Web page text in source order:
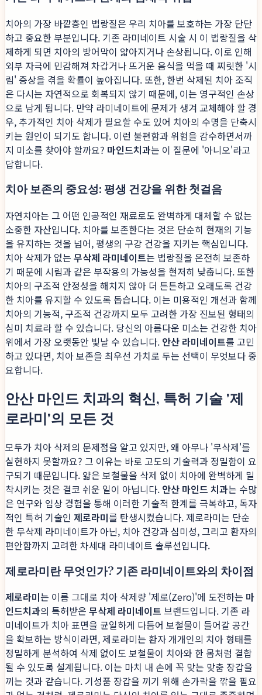
치아의 가장 바깥층인 법랑질은 우리 치아를 보호하는 가장 단단
하고 중요한 부분입니다. 기존 라미네이트 시술 시 이 법랑질을 삭
제하게 되면 치아의 방어막이 얇아지거나 손상됩니다. 이로 인해
외부 자극에 민감해져 차갑거나 뜨거운 음식을 먹을 때 찌릿한 '시
림' 증상을 겪을 확률이 높아집니다. 또한, 한번 삭제된 치아 조직
은 다시는 자연적으로 회복되지 않기 때문에, 이는 영구적인 손상
으로 남게 됩니다. 만약 라미네이트에 문제가 생겨 교체해야 할 경
우, 추가적인 치아 삭제가 필요할 수도 있어 치아의 수명을 단축시
키는 원인이 되기도 합니다. 이런 불편함과 위험을 감수하면서까
지 미소를 찾아야 할까요? 마인드치과는 이 질문에 '아니오'라고
답합니다.
치아 보존의 중요성: 평생 건강을 위한 첫걸음
자연치아는 그 어떤 인공적인 재료로도 완벽하게 대체할 수 없는
소중한 자산입니다. 치아를 보존한다는 것은 단순히 현재의 기능
을 유지하는 것을 넘어, 평생의 구강 건강을 지키는 핵심입니다.
치아 삭제가 없는 무삭제 라미네이트는 법랑질을 온전히 보존하
기 때문에 시림과 같은 부작용의 가능성을 현저히 낮춥니다. 또한
치아의 구조적 안정성을 해치지 않아 더 튼튼하고 오래도록 건강
한 치아를 유지할 수 있도록 돕습니다. 이는 미용적인 개선과 함께
치아의 기능적, 구조적 건강까지 모두 고려한 가장 진보된 형태의
심미 치료라 할 수 있습니다. 당신의 아름다운 미소는 건강한 치아
위에서 가장 오랫동안 빛날 수 있습니다. 안산 라미네이트를 고민
하고 있다면, 치아 보존을 최우선 가치로 두는 선택이 무엇보다 중
요합니다.
안산 마인드 치과의 혁신, 특허 기술 '제
로라미'의 모든 것
모두가 치아 삭제의 문제점을 알고 있지만, 왜 아무나 '무삭제'를
실현하지 못할까요? 그 이유는 바로 고도의 기술력과 정밀함이 요
구되기 때문입니다. 얇은 보철물을 삭제 없이 치아에 완벽하게 밀
착시키는 것은 결코 쉬운 일이 아닙니다. 안산 마인드 치과는 수많
은 연구와 임상 경험을 통해 이러한 기술적 한계를 극복하고, 독자
적인 특허 기술인 제로라미를 탄생시켰습니다. 제로라미는 단순
한 무삭제 라미네이트가 아닌, 치아 건강과 심미성, 그리고 환자의
편안함까지 고려한 차세대 라미네이트 솔루션입니다.
제로라미란 무엇인가? 기존 라미네이트와의 차이점
제로라미는 이름 그대로 치아 삭제량 '제로(Zero)'에 도전하는 마
인드치과의 특허받은 무삭제 라미네이트 브랜드입니다. 기존 라
미네이트가 치아 표면을 균일하게 다듬어 보철물이 들어갈 공간
을 확보하는 방식이라면, 제로라미는 환자 개개인의 치아 형태를
정밀하게 분석하여 삭제 없이도 보철물이 치아와 한 몸처럼 결합
될 수 있도록 설계됩니다. 이는 마치 내 손에 꼭 맞는 맞춤 장갑을
끼는 것과 같습니다. 기성품 장갑을 끼기 위해 손가락을 깎을 필요